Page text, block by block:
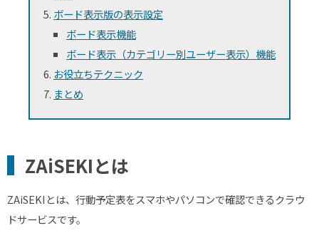
ボード表示版の表示設定
ボード表示機能
ボード表示（カテゴリー別ユーザー表示）機能
お役立ちテクニック
まとめ
ZAiSEKIとは
ZAiSEKI とは、行動予定表をスマホやパソコンで確認できるクラウ
ドサービスです。